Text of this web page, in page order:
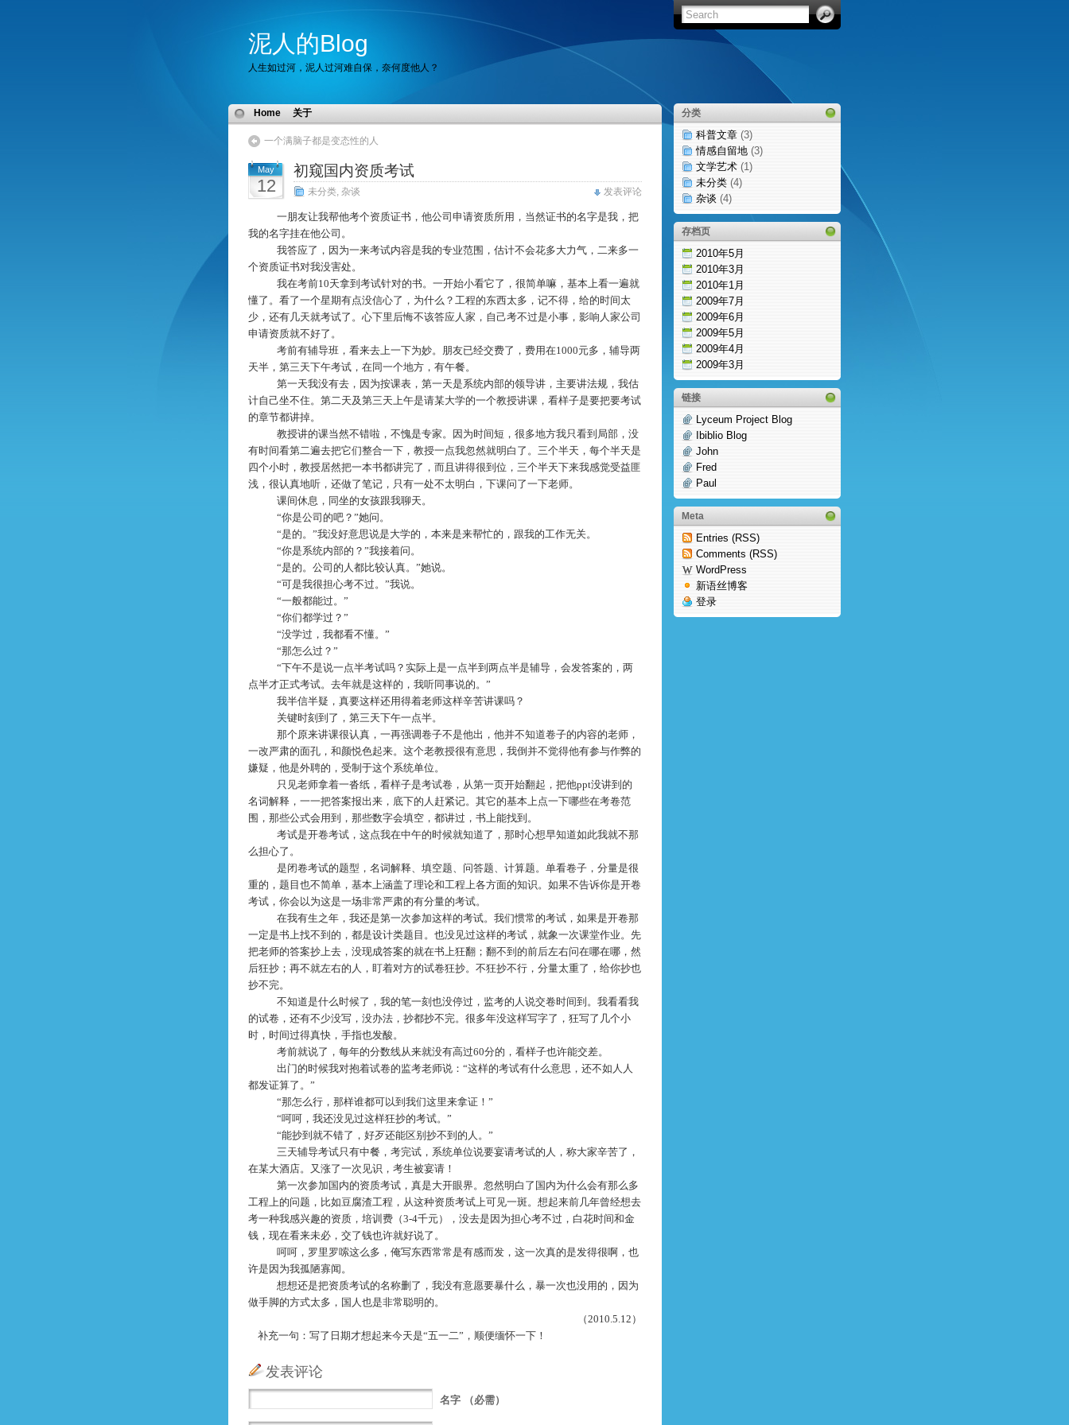
泥人的Blog
人生如过河，泥人过河难自保，奈何度他人？
Home 关于
一个满脑子都是变态性的人
May
12
初窥国内资质考试
未分类 杂谈 发表评论
一朋友让我帮他考个资质证书，他公司申请资质所用，当然证书的名字是我，把
我的名字挂在他公司。
我答应了，因为一来考试内容是我的专业范围，估计不会花多大力气，二来多一
个资质证书对我没害处。
我在考前10天拿到考试针对的书。一开始小看它了，很简单嘛，基本上看一遍就
懂了。看了一个星期有点没信心了，为什么？工程的东西太多，记不得，给的时间太
少，还有几天就考试了。心下里后悔不该答应人家，自己考不过是小事，影响人家公司
申请资质就不好了。
考前有辅导班，看来去上一下为妙。朋友已经交费了，费用在1000元多，辅导两
天半，第三天下午考试，在同一个地方，有午餐。
第一天我没有去，因为按课表，第一天是系统内部的领导讲，主要讲法规，我估
计自己坐不住。第二天及第三天上午是请某大学的一个教授讲课，看样子是要把要考试
的章节都讲掉。
教授讲的课当然不错啦，不愧是专家。因为时间短，很多地方我只看到局部，没
有时间看第二遍去把它们整合一下，教授一点我忽然就明白了。三个半天，每个半天是
四个小时，教授居然把一本书都讲完了，而且讲得很到位，三个半天下来我感觉受益匪
浅，很认真地听，还做了笔记，只有一处不太明白，下课问了一下老师。
课间休息，同坐的女孩跟我聊天。
“你是公司的吧？”她问。
“是的。”我没好意思说是大学的，本来是来帮忙的，跟我的工作无关。
“你是系统内部的？”我接着问。
“是的。公司的人都比较认真。”她说。
“可是我很担心考不过。”我说。
“一般都能过。”
“你们都学过？”
“没学过，我都看不懂。”
“那怎么过？”
“下午不是说一点半考试吗？实际上是一点半到两点半是辅导，会发答案的，两
点半才正式考试。去年就是这样的，我听同事说的。”
我半信半疑，真要这样还用得着老师这样辛苦讲课吗？
关键时刻到了，第三天下午一点半。
那个原来讲课很认真，一再强调卷子不是他出，他并不知道卷子的内容的老师，
一改严肃的面孔，和颜悦色起来。这个老教授很有意思，我倒并不觉得他有参与作弊的
嫌疑，他是外聘的，受制于这个系统单位。
只见老师拿着一沓纸，看样子是考试卷，从第一页开始翻起，把他ppt没讲到的
名词解释，一一把答案报出来，底下的人赶紧记。其它的基本上点一下哪些在考卷范
围，那些公式会用到，那些数字会填空，都讲过，书上能找到。
考试是开卷考试，这点我在中午的时候就知道了，那时心想早知道如此我就不那
么担心了。
是闭卷考试的题型，名词解释、填空题、问答题、计算题。单看卷子，分量是很
重的，题目也不简单，基本上涵盖了理论和工程上各方面的知识。如果不告诉你是开卷
考试，你会以为这是一场非常严肃的有分量的考试。
在我有生之年，我还是第一次参加这样的考试。我们惯常的考试，如果是开卷那
一定是书上找不到的，都是设计类题目。也没见过这样的考试，就象一次课堂作业。先
把老师的答案抄上去，没现成答案的就在书上狂翻；翻不到的前后左右问在哪在哪，然
后狂抄；再不就左右的人，盯着对方的试卷狂抄。不狂抄不行，分量太重了，给你抄也
抄不完。
不知道是什么时候了，我的笔一刻也没停过，监考的人说交卷时间到。我看看我
的试卷，还有不少没写，没办法，抄都抄不完。很多年没这样写字了，狂写了几个小
时，时间过得真快，手指也发酸。
考前就说了，每年的分数线从来就没有高过60分的，看样子也许能交差。
出门的时候我对抱着试卷的监考老师说：“这样的考试有什么意思，还不如人人
都发证算了。”
“那怎么行，那样谁都可以到我们这里来拿证！”
“呵呵，我还没见过这样狂抄的考试。”
“能抄到就不错了，好歹还能区别抄不到的人。”
三天辅导考试只有中餐，考完试，系统单位说要宴请考试的人，称大家辛苦了，
在某大酒店。又涨了一次见识，考生被宴请！
第一次参加国内的资质考试，真是大开眼界。忽然明白了国内为什么会有那么多
工程上的问题，比如豆腐渣工程，从这种资质考试上可见一斑。想起来前几年曾经想去
考一种我感兴趣的资质，培训费（3-4千元），没去是因为担心考不过，白花时间和金
钱，现在看来未必，交了钱也许就好说了。
呵呵，罗里罗嗦这么多，俺写东西常常是有感而发，这一次真的是发得很啊，也
许是因为我孤陋寡闻。
想想还是把资质考试的名称删了，我没有意愿要暴什么，暴一次也没用的，因为
做手脚的方式太多，国人也是非常聪明的。
（2010.5.12 ）
补充一句：写了日期才想起来今天是“五一二”，顺便缅怀一下！
发表评论
名字 （必需）
分类
科普文章 (3)
情感自留地 (3)
文学艺术 (1)
未分类 (4)
杂谈 (4)
存档页
2010年5月
2010年3月
2010年1月
2009年7月
2009年6月
2009年5月
2009年4月
2009年3月
链接
Lyceum Project Blog
Ibiblio Blog
John
Fred
Paul
Meta
Entries (RSS)
Comments (RSS)
WordPress
新语丝博客
登录